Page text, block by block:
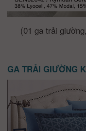
(01 ga trải
GA TRẢI GIƯỜNG